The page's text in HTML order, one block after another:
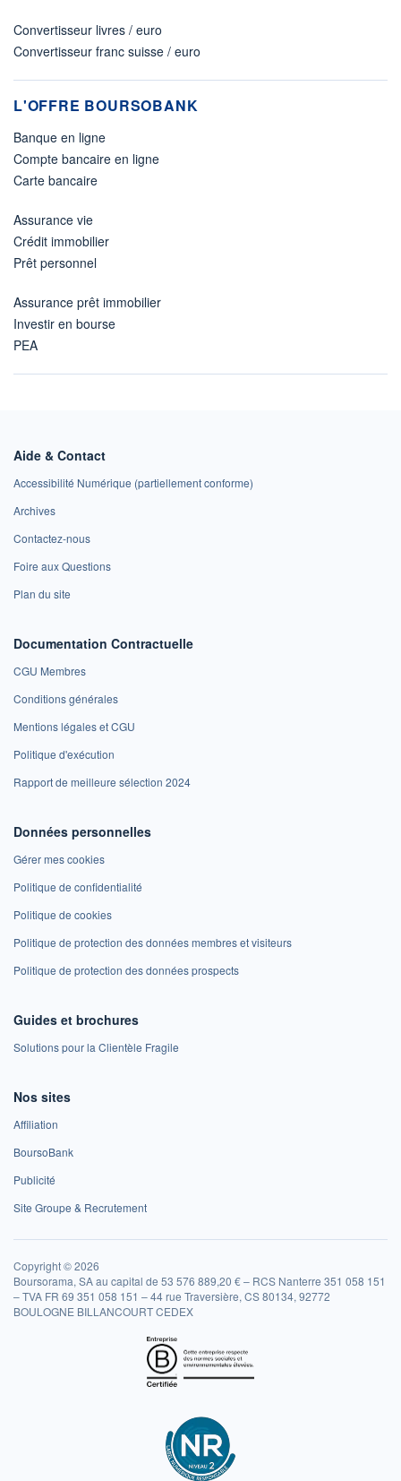
Convertisseur livres / euro
Convertisseur franc suisse / euro
L'OFFRE BOURSOBANK
Banque en ligne
Compte bancaire en ligne
Carte bancaire
Assurance vie
Crédit immobilier
Prêt personnel
Assurance prêt immobilier
Investir en bourse
PEA
Aide & Contact
Accessibilité Numérique (partiellement conforme)
Archives
Contactez-nous
Foire aux Questions
Plan du site
Documentation Contractuelle
CGU Membres
Conditions générales
Mentions légales et CGU
Politique d'exécution
Rapport de meilleure sélection 2024
Données personnelles
Gérer mes cookies
Politique de confidentialité
Politique de cookies
Politique de protection des données membres et visiteurs
Politique de protection des données prospects
Guides et brochures
Solutions pour la Clientèle Fragile
Nos sites
Affiliation
BoursoBank
Publicité
Site Groupe & Recrutement
Copyright © 2026
Boursorama, SA au capital de 53 576 889,20 € – RCS Nanterre 351 058 151
– TVA FR 69 351 058 151 – 44 rue Traversière, CS 80134, 92772
BOULOGNE BILLANCOURT CEDEX